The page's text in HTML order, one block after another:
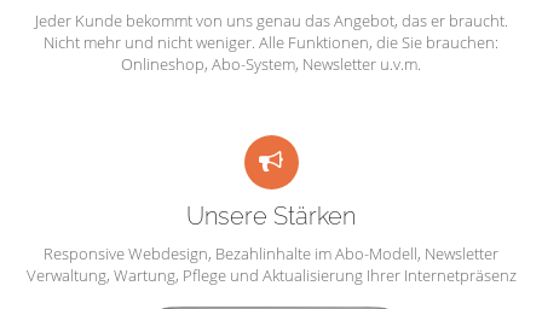
Jeder Kunde bekommt von uns genau das Angebot, das er braucht.
Nicht mehr und nicht weniger. Alle Funktionen, die Sie brauchen:
Onlineshop, Abo-System, Newsletter u.v.m.
Unsere Stärken
Responsive Webdesign, Bezahlinhalte im Abo-Modell, Newsletter
Verwaltung, Wartung, Pflege und Aktualisierung Ihrer Internetpräsenz